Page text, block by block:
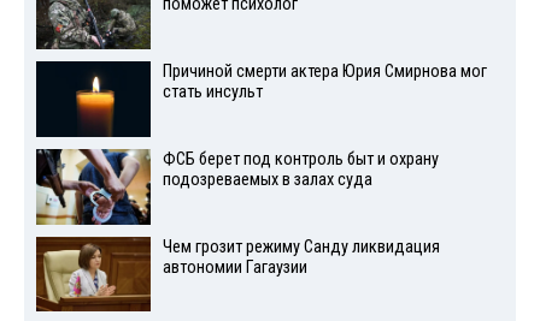
поможет психолог
Причиной смерти актера Юрия Смирнова мог
стать инсульт
ФСБ берет под контроль быт и охрану
подозреваемых в залах суда
Чем грозит режиму Санду ликвидация
автономии Гагаузии